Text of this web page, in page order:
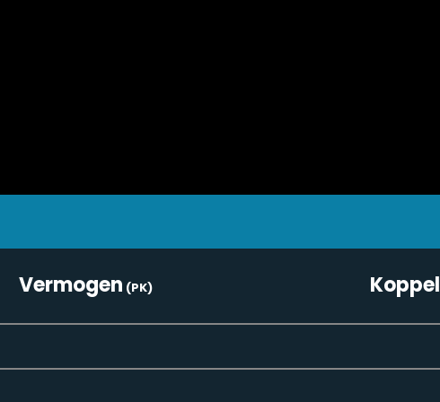
Vermogen Koppel